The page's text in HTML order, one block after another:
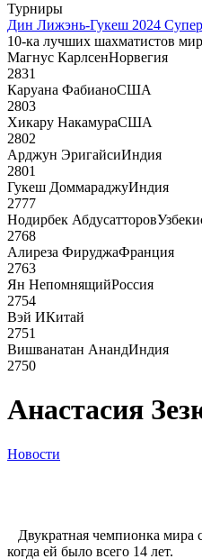
Турниры
Дин Лижэнь-Гукеш 2024
10-ка лучших шахматистов
Магнус КарлсенНорвегия
2831
Каруана ФабианоСША
2803
Хикару НакамураСША
2802
Арджун ЭригайсиИндия
2801
Гукеш ДоммараджуИндия
2777
Нодирбек Абдусатторов
2768
Алиреза ФируджаФранция
2763
Ян НепомнящийРоссия
2754
Вэй ИКитай
2751
Вишванатан АнандИндия
2750
Анастасия
Новости
Двукратная чемпионка мира
когда ей было всего 14 лет.